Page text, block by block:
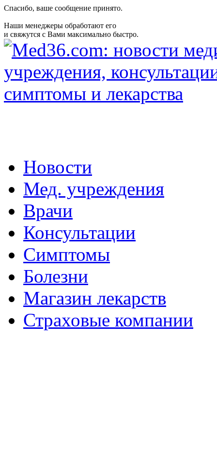
Спасибо, ваше сообщение принято.
Наши менеджеры обработают его
и свяжутся с Вами максимально быстро.
Новости
Мед. учреждения
Врачи
Консультации
Симптомы
Болезни
Магазин лекарств
Страховые компании